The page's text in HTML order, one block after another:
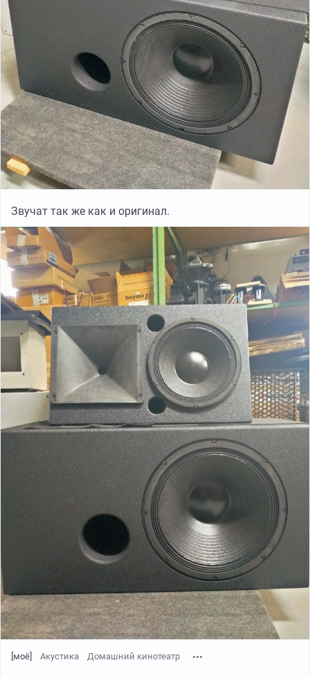
Звучат так же как и оригинал.
[моё] Акустика Домашний кинотеатр